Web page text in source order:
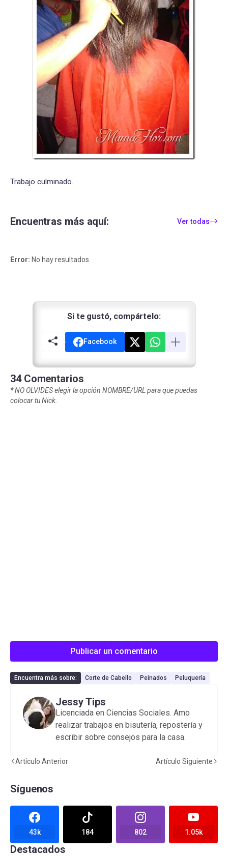
Trabajo culminado.
Encuentras más aquí: Ver todas
Error: No hay resultados
Si te gustó, compártelo:
Facebook
34 Comentarios
*NO OLVIDES elegir la opción NOMBRE/URL para que puedas
colocar tu Nick.
Publicar un comentario
Encuentra más sobre: Corte de Cabello Peinados Peluquería
Jessy Tips
Licenciada en Ciencias Sociales. Amo
realizar trabajos en bisutería, repostería y
escribir sobre consejos para la casa.
Artículo Anterior Artículo Siguiente
Síguenos
43k 184 802 1.05k
Destacados